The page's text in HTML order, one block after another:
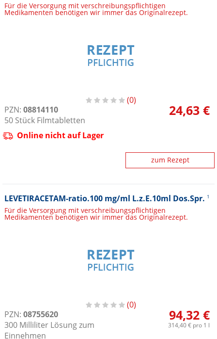
Für die Versorgung mit verschreibungspflichtigen
Medikamenten benötigen wir immer das Originalrezept.
0
PZN: 08814110
50 Stück Filmtabletten
24,63 €
Online nicht auf Lager
zum Rezept
LEVETIRACETAM-ratio.100 mg/ml L.z.E.10ml Dos.Spr. 1
Für die Versorgung mit verschreibungspflichtigen
Medikamenten benötigen wir immer das Originalrezept.
0
PZN: 08755620
300 Milliliter Lösung zum
Einnehmen
94,32 €
314,40 €pro 1 l